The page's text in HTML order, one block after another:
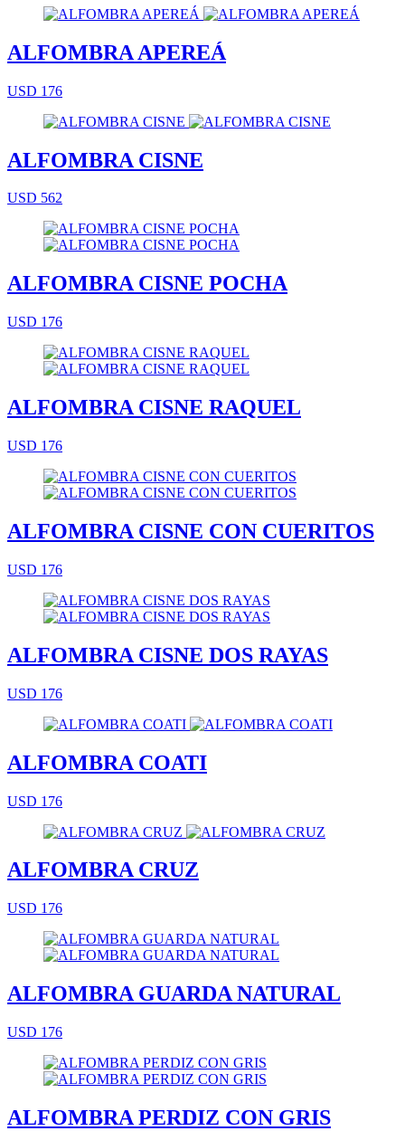
ALFOMBRA APEREÁ
USD 176
ALFOMBRA CISNE
USD 562
ALFOMBRA CISNE POCHA
USD 176
ALFOMBRA CISNE RAQUEL
USD 176
ALFOMBRA CISNE CON CUERITOS
USD 176
ALFOMBRA CISNE DOS RAYAS
USD 176
ALFOMBRA COATI
USD 176
ALFOMBRA CRUZ
USD 176
ALFOMBRA GUARDA NATURAL
USD 176
ALFOMBRA PERDIZ CON GRIS